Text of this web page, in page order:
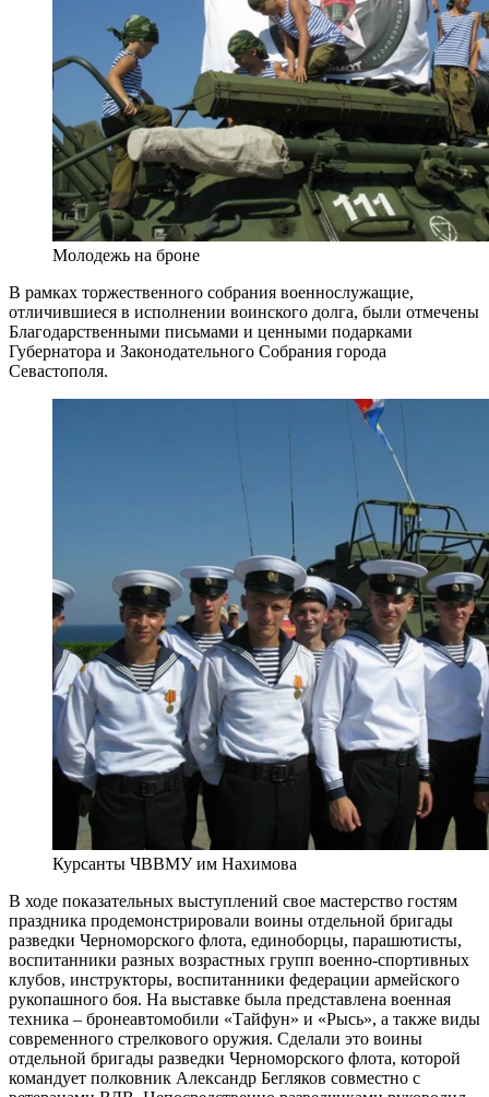
Молодежь на броне
В рамках торжественного собрания военнослужащие,
отличившиеся в исполнении воинского долга, были отмечены
Благодарственными письмами и ценными подарками
Губернатора и Законодательного Собрания города
Севастополя.
Курсанты ЧВВМУ им Нахимова
В ходе показательных выступлений свое мастерство гостям
праздника продемонстрировали воины отдельной бригады
разведки Черноморского флота, единоборцы, парашютисты,
воспитанники разных возрастных групп военно-спортивных
клубов, инструкторы, воспитанники федерации армейского
рукопашного боя. На выставке была представлена военная
техника – бронеавтомобили «Тайфун» и «Рысь», а также виды
современного стрелкового оружия. Сделали это воины
отдельной бригады разведки Черноморского флота, которой
командует полковник Александр Бегляков совместно с